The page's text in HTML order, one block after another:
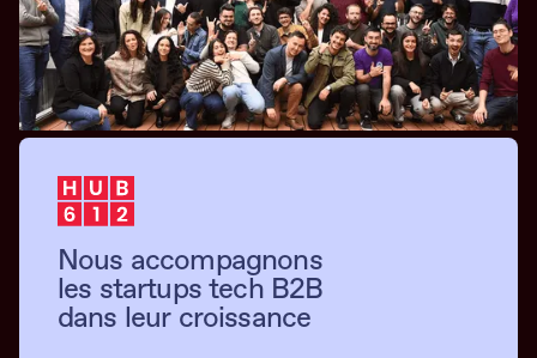
Nous accompagnons
les startups tech B2B
dans leur croissance